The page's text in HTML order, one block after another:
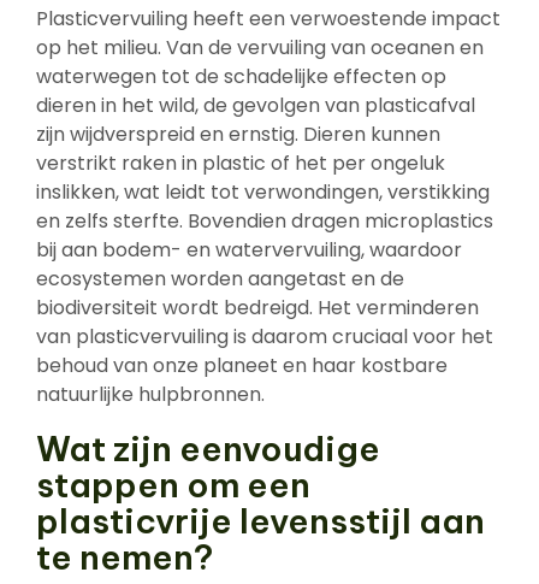
Plasticvervuiling heeft een verwoestende impact
op het milieu. Van de vervuiling van oceanen en
waterwegen tot de schadelijke effecten op
dieren in het wild, de gevolgen van plasticafval
zijn wijdverspreid en ernstig. Dieren kunnen
verstrikt raken in plastic of het per ongeluk
inslikken, wat leidt tot verwondingen, verstikking
en zelfs sterfte. Bovendien dragen microplastics
bij aan bodem- en watervervuiling, waardoor
ecosystemen worden aangetast en de
biodiversiteit wordt bedreigd. Het verminderen
van plasticvervuiling is daarom cruciaal voor het
behoud van onze planeet en haar kostbare
natuurlijke hulpbronnen.
Wat zijn eenvoudige
stappen om een
plasticvrije levensstijl aan
te nemen?